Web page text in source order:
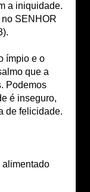
a iniquidade.
SENHOR
ímpio e o
que a
Podemos
é inseguro,
de felicidade.
alimentado